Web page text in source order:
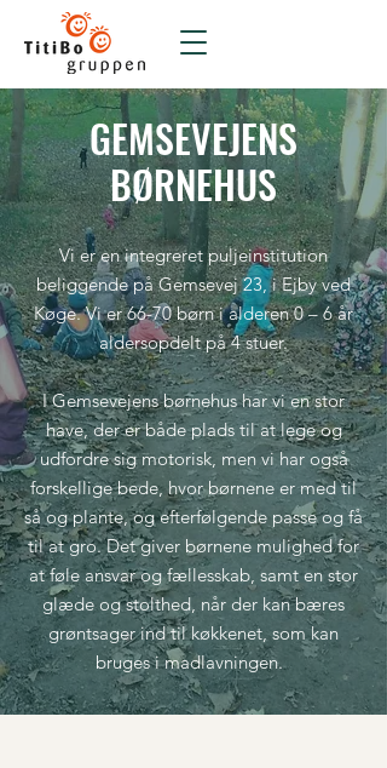
GEMSEVEJENS
BØRNEHUS
Vi er en integreret puljeinstitution
beliggende på Gemsevej 23, i Ejby ved
Køge. Vi er 66-70 børn i alderen 0 – 6 år
aldersopdelt på 4 stuer.
I Gemsevejens børnehus har vi en stor
have, der er både plads til at lege og
udfordre sig motorisk, men vi har også
forskellige bede, hvor børnene er med til
så og plante, og efterfølgende passe og få
til at gro. Det giver børnene mulighed for
at føle ansvar og fællesskab, samt en stor
glæde og stolthed, når der kan bæres
grøntsager ind til køkkenet, som kan
bruges i madlavningen.